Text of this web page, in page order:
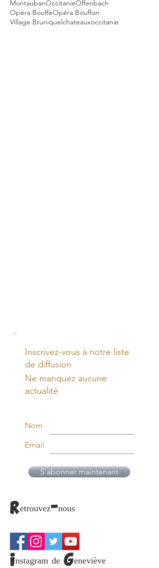
MontaubanOccitanieOffenbach
Opéra BouffeOpéra Bouffon
Village Bruniquelchateauxoccitanie
Inscrivez-vous à notre liste
de diffusion
Ne manquez aucune
actualité
Nom
Email
S`abonner maintenant
Retrouvez-nous
Instagram de Geneviève